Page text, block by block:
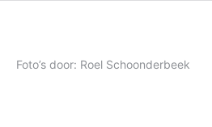
Foto’s door: Roel Schoonderbeek